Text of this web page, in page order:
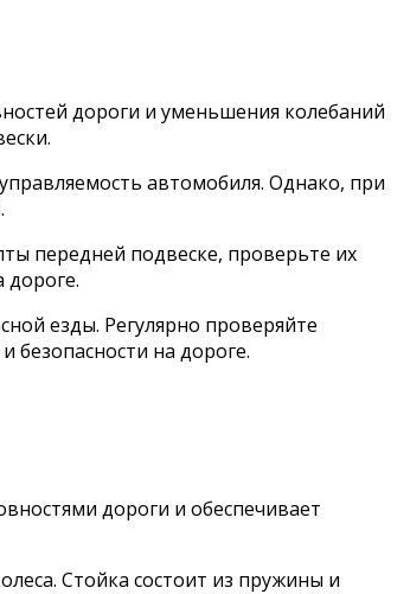
дороги и уменьшения колебаний
автомобиля. Однако, при
передней подвеске, проверьте их
дороге.
езды. Регулярно проверяйте
безопасности на дороге.
дороги и обеспечивает
Стойка состоит из пружины и